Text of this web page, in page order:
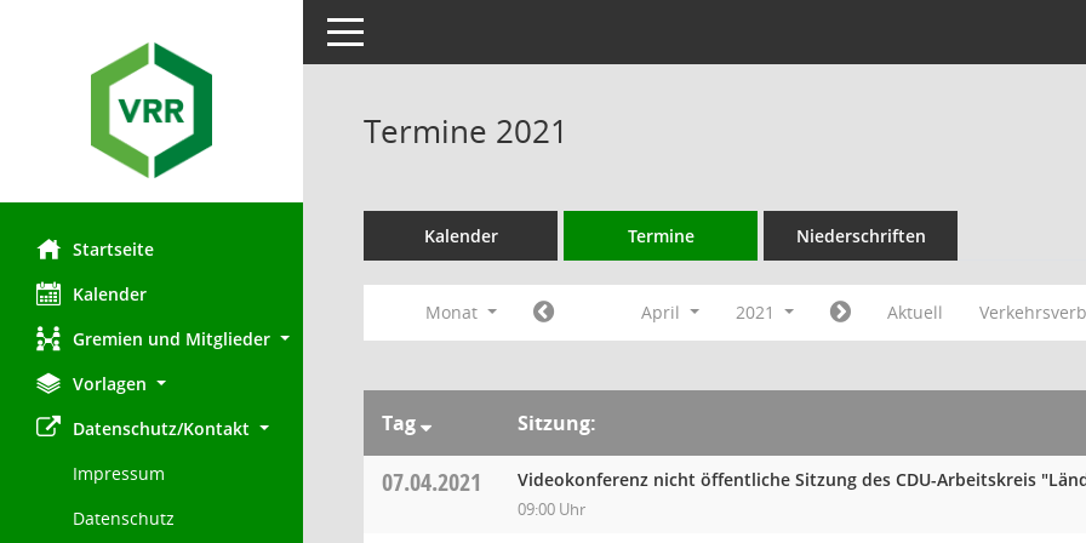
Startseite
Kalender
Gremien und Mitglieder
Vorlagen
Datenschutz/Kontakt
Impressum
Datenschutz
Toggle navigation
Termine 2021
Kalender Termine Niederschriften
Monat April 2021 Aktuell
Tag Sitzung:
07.04.2021 Videokonferenz nicht öffentliche Sitzung des CDU-Arbeitskreis
09:00 Uhr